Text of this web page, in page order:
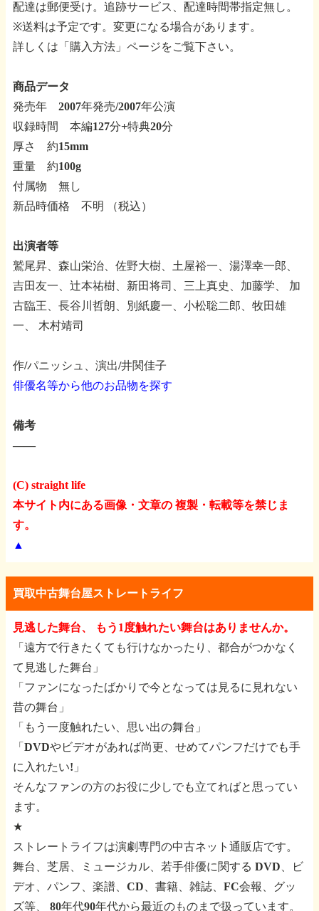
配達は郵便受け。追跡サービス、配達時間帯指定無し。
※送料は予定です。変更になる場合があります。
詳しくは「購入方法」ページをご覧下さい。
商品データ
発売年 2007年発売/2007年公演
収録時間 本編127分+特典20分
厚さ 約15mm
重量 約100g
付属物 無し
新品時価格 不明 （税込）
出演者等
鷲尾昇、森山栄治、佐野大樹、土屋裕一、湯澤幸一郎、
吉田友一、辻本祐樹、新田将司、三上真史、加藤学、
加
古臨王、長谷川哲朗、別紙慶一、小松聡二郎、牧田雄
一、
木村靖司
作/パニッシュ、演出/井関佳子
俳優名等から他のお品物を探す
備考
――
(C) straight life
本サイト内にある画像・文章の 複製・転載等を禁じま
す。
▲
買取中古舞台屋ストレートライフ
見逃した舞台、 もう1度触れたい舞台はありませんか。
「遠方で行きたくても行けなかったり、都合がつかなく
て見逃した舞台」
「ファンになったばかりで今となっては見るに見れない
昔の舞台」
「もう一度触れたい、思い出の舞台」
「DVDやビデオがあれば尚更、せめてパンフだけでも手
に入れたい!」
そんなファンの方のお役に少しでも立てればと思ってい
ます。
★
ストレートライフは演劇専門の中古ネット通販店です。
舞台、芝居、ミュージカル、若手俳優に関する DVD、ビ
デオ、パンフ、楽譜、CD、書籍、雑誌、FC会報、グッ
ズ等、
80年代90年代から最近のものまで扱っています。